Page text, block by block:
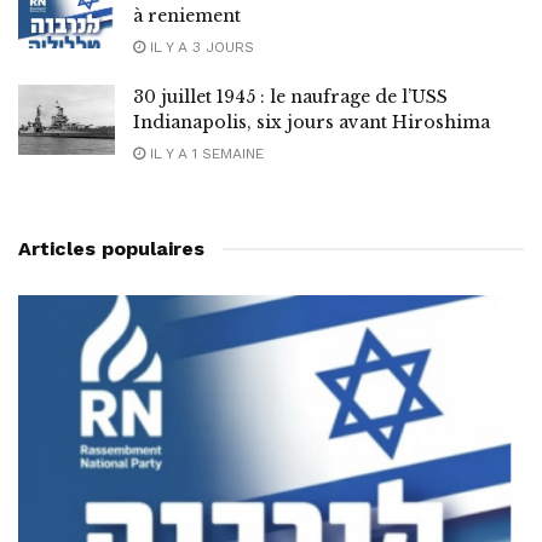
à reniement
IL Y A 3 JOURS
30 juillet 1945 : le naufrage de l’USS
Indianapolis, six jours avant Hiroshima
IL Y A 1 SEMAINE
Articles populaires